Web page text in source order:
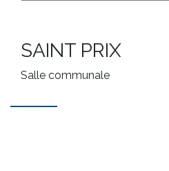
SAINT PRIX
Salle communale